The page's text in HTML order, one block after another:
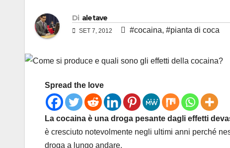
Di aletave
SET 7, 2012 #cocaina, #pianta di coca
Spread the love
La cocaina è una droga pesante dagli effetti
è cresciuto notevolmente negli ultimi anni perché
droga a lungo andare.